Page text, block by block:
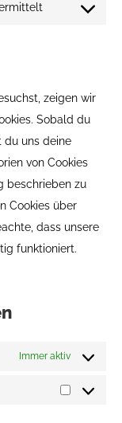
google-
Consent
zeigen wir
Sobald du
du uns deine
von Cookies
beschrieben zu
Cookies über
dass unsere
funktioniert.
Immer aktiv